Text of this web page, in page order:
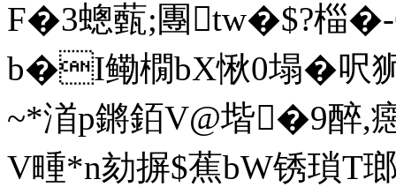
F�3蟌薽;團tw�$?椔
b�I鳓橌bX愀0塌�呎
~*渞p鏘銆V@堦�9醉
V畽*n劾摒$蕉bW锈瑣